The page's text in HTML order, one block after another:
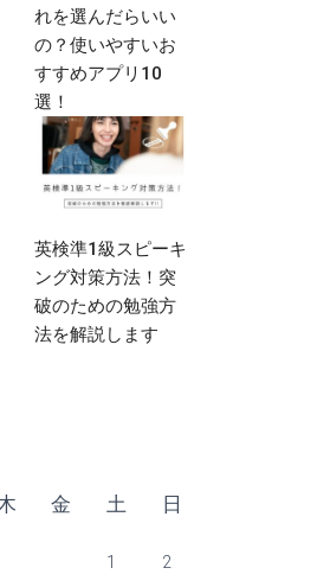
れを選んだらいい
の？使いやすいお
すすめアプリ10
選！
英検準1級スピーキ
ング対策方法！突
破のための勉強方
法を解説します
金 土 日
1 2